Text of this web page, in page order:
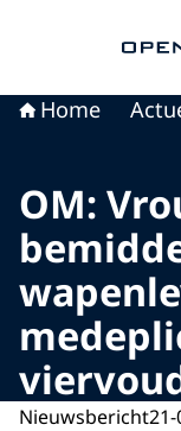
Home
OM:
Nieuwsbericht